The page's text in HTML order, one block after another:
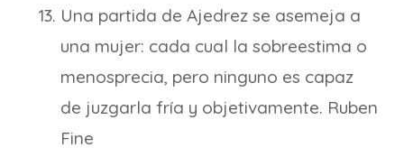
Una partida de Ajedrez se asemeja a
una mujer: cada cual la sobreestima o
menosprecia, pero ninguno es capaz
de juzgarla fría y objetivamente. Ruben
Fine